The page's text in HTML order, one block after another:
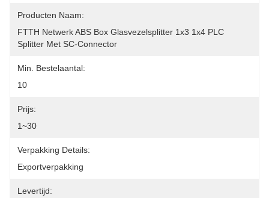
Producten Naam:
FTTH Netwerk ABS Box Glasvezelsplitter 1x3 1x4 PLC
Splitter Met SC-Connector
Min. Bestelaantal:
10
Prijs:
1~30
Verpakking Details:
Exportverpakking
Levertijd: